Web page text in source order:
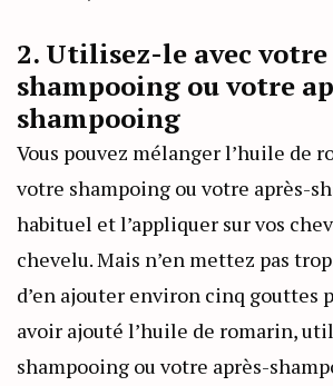
2. Utilisez-le avec votre
shampooing ou votre
shampooing
Vous pouvez mélanger l’huile de
votre shampoing ou votre après-
habituel et l’appliquer sur vos
chevelu. Mais n’en mettez pas
d’en ajouter environ cinq gouttes
avoir ajouté l’huile de romarin,
shampooing ou votre après-